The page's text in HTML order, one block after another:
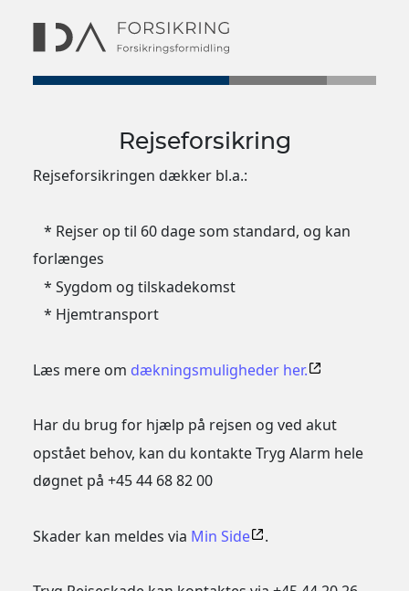
Rejseforsikring
Rejseforsikringen dækker bl.a.:
* Rejser op til 60 dage som standard, og kan
forlænges
* Sygdom og tilskadekomst
* Hjemtransport
Læs mere om dækningsmuligheder her.
Har du brug for hjælp på rejsen og ved akut
opstået behov, kan du kontakte Tryg Alarm hele
døgnet på +45 44 68 82 00
Skader kan meldes via Min Side .